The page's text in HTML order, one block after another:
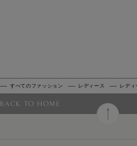
すべてのファッション レディース レディ
BACK TO HOME